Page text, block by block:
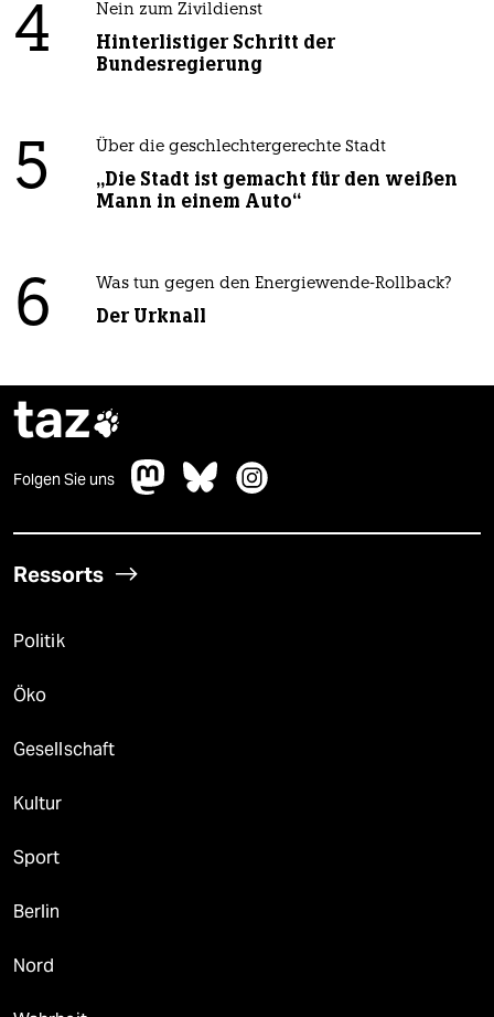
4 Nein zum Zivildienst
Hinterlistiger Schritt der
Bundesregierung
5 Über die geschlechtergerechte Stadt
„Die Stadt ist gemacht für den weißen
Mann in einem Auto“
6 Was tun gegen den Energiewende-Rollback?
Der Urknall
taz
Folgen Sie uns
Ressorts
Politik
Öko
Gesellschaft
Kultur
Sport
Berlin
Nord